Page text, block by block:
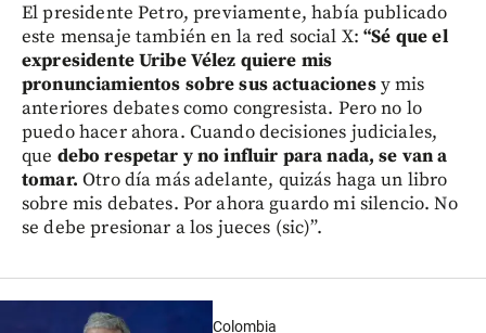
El presidente Petro, previamente, había publicado
este mensaje también en la red social X: “Sé que el
expresidente Uribe Vélez quiere mis
pronunciamientos sobre sus actuacionesy mis
anteriores debates como congresista. Pero no lo
puedo hacer ahora. Cuando decisiones judiciales,
que debo respetar y no influir para nada, se van a
tomar.Otro día más adelante, quizás haga un libro
sobre mis debates. Por ahora guardo mi silencio. No
se debe presionar a los jueces (sic)”.
Colombia